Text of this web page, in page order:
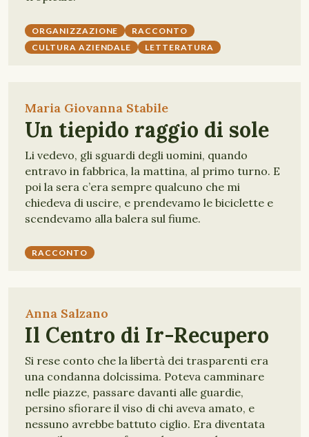
ORGANIZZAZIONE
RACCONTO
CULTURA AZIENDALE
LETTERATURA
Maria Giovanna Stabile
Un tiepido raggio di sole
Li vedevo, gli sguardi degli uomini, quando
entravo in fabbrica, la mattina, al primo turno. E
poi la sera c’era sempre qualcuno che mi
chiedeva di uscire, e prendevamo le biciclette e
scendevamo alla balera sul fiume.
RACCONTO
Anna Salzano
Il Centro di Ir-Recupero
Si rese conto che la libertà dei trasparenti era
una condanna dolcissima. Poteva camminare
nelle piazze, passare davanti alle guardie,
persino sfiorare il viso di chi aveva amato, e
nessuno avrebbe battuto ciglio. Era diventata